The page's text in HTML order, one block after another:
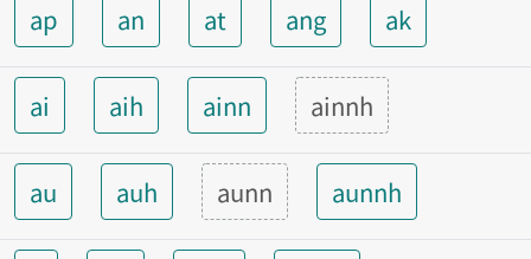
ap
an at ang ak
ai aih ainn ainnh
au auh aunn aunnh